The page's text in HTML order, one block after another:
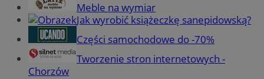
Meble na wymiar
Jak wyrobić książeczkę sanepidowską?
Części samochodowe do -70%
Tworzenie stron internetowych -
Chorzów